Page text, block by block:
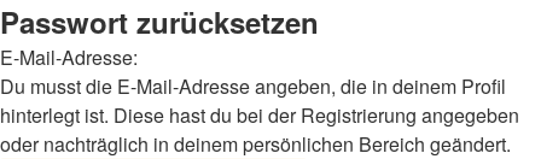
Passwort zurücksetzen
E-Mail-Adresse:
Du musst die E-Mail-Adresse angeben, die in deinem Profil
hinterlegt ist. Diese hast du bei der Registrierung angegeben
oder nachträglich in deinem persönlichen Bereich geändert.